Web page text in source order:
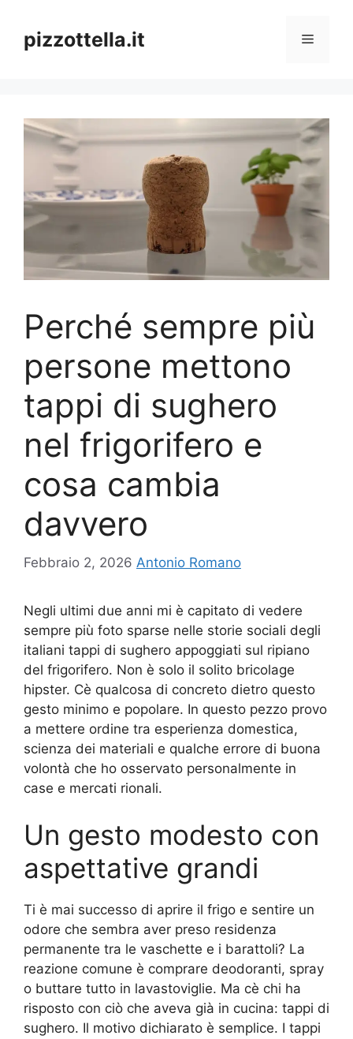
contenuto
pizzottella.it Menu
Perché sempre più
persone mettono
tappi di sughero
nel frigorifero e
cosa cambia
davvero
Febbraio 2, 2026 Antonio Romano
Negli ultimi due anni mi è capitato di vedere
sempre più foto sparse nelle storie sociali degli
italiani tappi di sughero appoggiati sul ripiano
del frigorifero. Non è solo il solito bricolage
hipster. Cè qualcosa di concreto dietro questo
gesto minimo e popolare. In questo pezzo provo
a mettere ordine tra esperienza domestica,
scienza dei materiali e qualche errore di buona
volontà che ho osservato personalmente in
case e mercati rionali.
Un gesto modesto con
aspettative grandi
Ti è mai successo di aprire il frigo e sentire un
odore che sembra aver preso residenza
permanente tra le vaschette e i barattoli? La
reazione comune è comprare deodoranti, spray
o buttare tutto in lavastoviglie. Ma cè chi ha
risposto con ciò che aveva già in cucina: tappi di
sughero. Il motivo dichiarato è semplice. I tappi